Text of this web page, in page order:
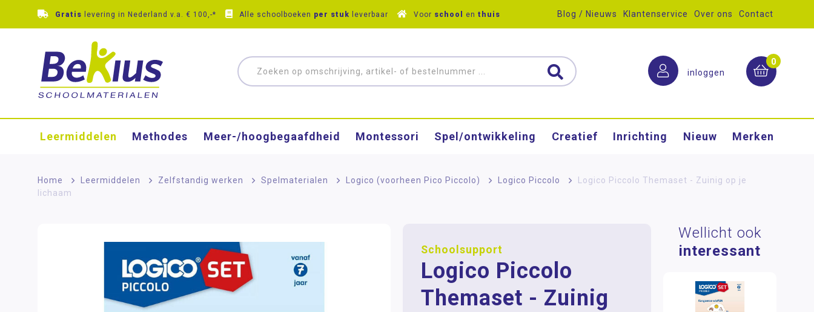
Gratis levering in Nederland v.a. € 100,-* Alle schoolboeken per stuk leverbaar Voor school en thuis Blog / Nieuws Klantenservice Over ons Contact
inloggen
0
Leermiddelen Methodes Meer-/hoog­begaafdheid Montessori Spel/ontwikkeling Creatief Inrichting Nieuw Merken
Home > Leermiddelen > Zelfstandig werken > Spelmaterialen > Logico (voorheen Pico Piccolo) > Logico Piccolo >
Logico Piccolo Themaset - Zuinig op je
lichaam
Schoolsupport
Logico Piccolo
Themaset - Zuinig
Wellicht ook
interessant